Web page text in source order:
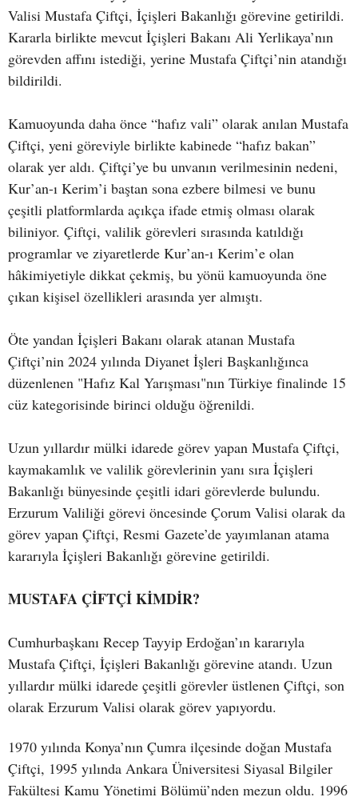
Valisi Mustafa Çiftçi, İçişleri Bakanlığı görevine getirildi.
Kararla birlikte mevcut İçişleri Bakanı Ali Yerlikaya’nın
görevden affını istediği, yerine Mustafa Çiftçi’nin atandığı
bildirildi.
Kamuoyunda daha önce “hafız vali” olarak anılan Mustafa
Çiftçi, yeni göreviyle birlikte kabinede “hafız bakan”
olarak yer aldı. Çiftçi’ye bu unvanın verilmesinin nedeni,
Kur’an-ı Kerim’i baştan sona ezbere bilmesi ve bunu
çeşitli platformlarda açıkça ifade etmiş olması olarak
biliniyor. Çiftçi, valilik görevleri sırasında katıldığı
programlar ve ziyaretlerde Kur’an-ı Kerim’e olan
hâkimiyetiyle dikkat çekmiş, bu yönü kamuoyunda öne
çıkan kişisel özellikleri arasında yer almıştı.
Öte yandan İçişleri Bakanı olarak atanan Mustafa
Çiftçi’nin 2024 yılında Diyanet İşleri Başkanlığınca
düzenlenen "Hafız Kal Yarışması"nın Türkiye finalinde 15
cüz kategorisinde birinci olduğu öğrenildi.
Uzun yıllardır mülki idarede görev yapan Mustafa Çiftçi,
kaymakamlık ve valilik görevlerinin yanı sıra İçişleri
Bakanlığı bünyesinde çeşitli idari görevlerde bulundu.
Erzurum Valiliği görevi öncesinde Çorum Valisi olarak da
görev yapan Çiftçi, Resmi Gazete’de yayımlanan atama
kararıyla İçişleri Bakanlığı görevine getirildi.
MUSTAFA ÇİFTÇİ KİMDİR?
Cumhurbaşkanı Recep Tayyip Erdoğan’ın kararıyla
Mustafa Çiftçi, İçişleri Bakanlığı görevine atandı. Uzun
yıllardır mülki idarede çeşitli görevler üstlenen Çiftçi, son
olarak Erzurum Valisi olarak görev yapıyordu.
1970 yılında Konya’nın Çumra ilçesinde doğan Mustafa
Çiftçi, 1995 yılında Ankara Üniversitesi Siyasal Bilgiler
Fakültesi Kamu Yönetimi Bölümü’nden mezun oldu. 1996